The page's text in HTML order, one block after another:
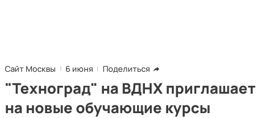
Сайт Москвы 6 июня Поделиться
"Техноград" на ВДНХ приглашает
на новые обучающие курсы